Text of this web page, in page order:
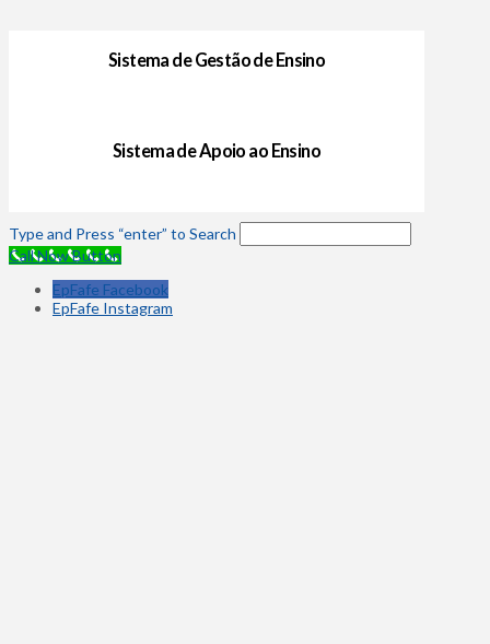
Sistema de Gestão de Ensino
Sistema de Apoio ao Ensino
Type and Press “enter” to Search
Call Now Button
EpFafe Facebook
EpFafe Instagram